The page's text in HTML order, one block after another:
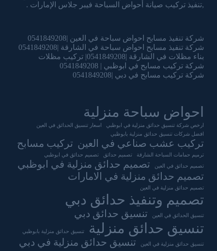
,تنفيذ تركيب صيانة أحواض السباحة فيبر جلاس الإمارات .
شركة تنفيذ مسابح احواض سباحة في العين |0541849208
شركة تنفيذ مسابح احواض سباحة في الشارقة |0541849208
بناء مظلات في الشارقة |0541849208| تركيب مظلات
شركة تركيب مسابح في ابوظبي | 0541849208
شركة تركيب مسابح في دبي |0541849208
احواض سباحة منزلية
ارخص شركة تنسيق حدائق منزلية في ابوظبي
اسعار تنسيق الحدائق في العين
افضل شركات تنسيق حدائق منزلية بابوظبي
تركيب عشب صناعي في العين تركيب مسابح
ترميم حمامات السباحة الشارقة تصميم حدائق تصميم حدائق في ابوظبي
تصميم حدائق في العين
تصميم حدائق منزلية في ابوظبي
تصميم حدائق منزلية في الامارات
تصميم حدائق منزلية في العين
تصميم وتنفيذ حدائق دبي
تنسيق الحدائق في العين تنسيق حدائق دبي
تنسيق حدائق منزلية تنسيق حدائق منزلية بابوظبي
تنسيق حدائق منزلية في العين تنسيق حدائق منزلية في دبي